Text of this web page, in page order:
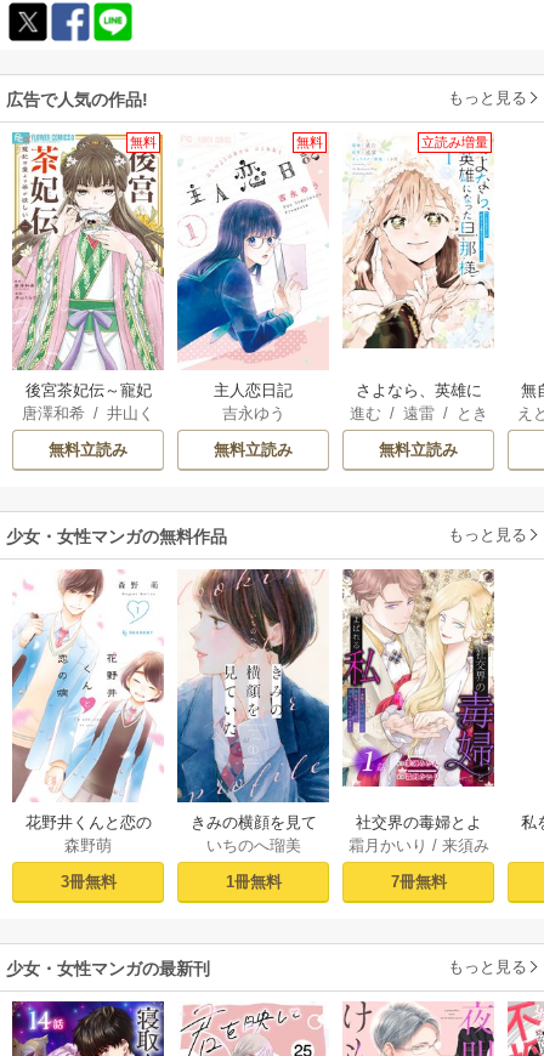
広告で人気の作品! もっと見る
無料
後宮茶妃伝～寵妃
は愛より茶が欲し
い～
唐澤和希 /井山く
らげ
無料立読み
無料
主人恋日記
吉永ゆう
無料立読み
立読み増量
さよなら、英雄に
なった旦那様 ～
ただ祈るだけの役
立たずな妻のはず
進む / 遠雷/ とき
間
無料立読み
無
も
え
少女・女性マンガの無料作品 もっと見る
花野井くんと恋の
病（１）
森野萌
3冊無料
きみの横顔を見て
いた（１）
いちのへ瑠美
1冊無料
社交界の毒婦とよ
ばれる私～素敵な
辺境伯令息に腕を
折られたので、責
す～［ばら売り］
霜月かいり / 来須み
7冊無料
私
少女・女性マンガの最新刊 もっと見る